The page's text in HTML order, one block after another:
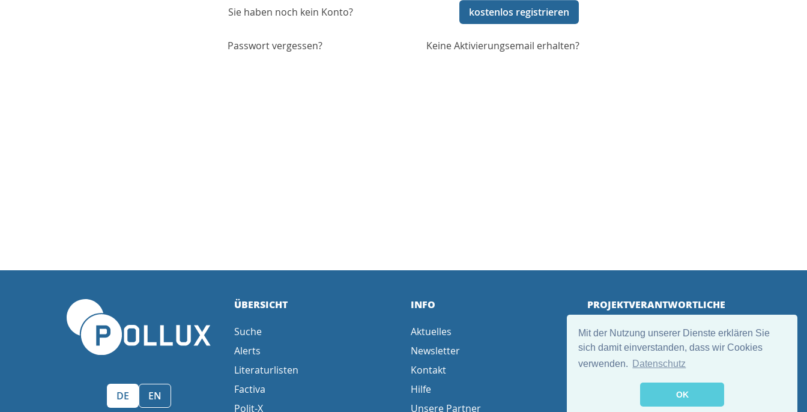
Mit der Nutzung unserer Dienste erklären Sie
sich damit einverstanden, dass wir Cookies
verwenden.
Datenschutz
OK
Sie haben noch kein Konto? kostenlos registrieren
Passwort vergessen? Keine Aktivierungsemail erhalten?
Sprache wählen/Select language
DE EN
ÜBERSICHT
Suche
Alerts
Literaturlisten
Factiva
Polit-X
INFO
Aktuelles
Newsletter
Kontakt
Hilfe
Unsere Partner
PROJEKTVERANTWORTLICHE